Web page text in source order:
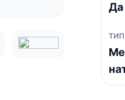
Да
ТИП